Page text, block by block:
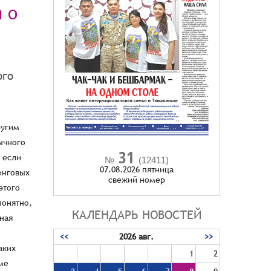
о
all-news/news/idei-novogo-vremeni-2024/ https://национальныеприоритеты.рф/news/sotsialnyy-kurs-sovet-federatsii-vybral-29-proektov-dlya-tirazhirovaniya-v-regionakh/ Современные технические средства делают нашу жизнь комфортнее, но перед людьми с особенностями они открывают принципиально новые возможности, становясь элементами такого важ
№ 31 (12411)
07.08.2026 пятница
cвежий номер
КАЛЕНДАРЬ НОВОСТЕЙ
<< 2026 авг.
>>
1
2